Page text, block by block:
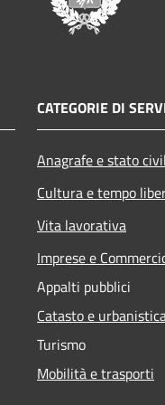
CATEGORIE DI
Anagrafe e stato
Cultura e tempo
Vita lavorativa
Imprese e
Appalti pubblici
Catasto e
Turismo
Mobilità e trasporti